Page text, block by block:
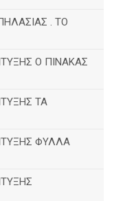
. ΤΟ
Ο ΠΙΝΑΚΑΣ
ΤΑ
ΦΥΛΛΑ